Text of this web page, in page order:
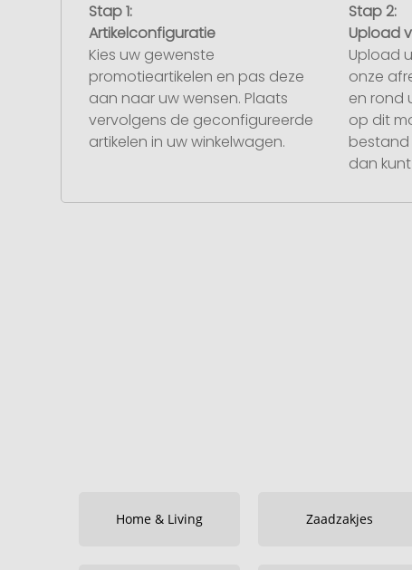
Stap 1:
Artikelconfiguratie
Kies uw gewenste
promotieartikelen en pas deze
aan naar uw wensen. Plaats
vervolgens de geconfigureerde
artikelen in uw winkelwagen.
Stap 2:
Upload
Upload
onze
en rond
op dit
bestand
dan
Home & Living Zaadzakjes